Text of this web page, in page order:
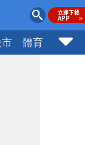
體育 壹蘋
文：政府